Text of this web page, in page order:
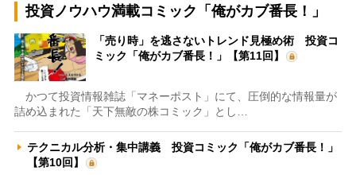
投資ノウハウ満載コミック「俺がカブ番長！」
「売り時」を逃さないトレンド見極め術 投資コ
ミック「俺がカブ番長！」【第11回】
かつて投資情報雑誌「マネーポスト」にて、圧倒的な情報量が
詰め込まれた「天下無敵の株コミック」とし…
テクニカル分析・集中講義 投資コミック「俺がカブ番長！」
【第10回】